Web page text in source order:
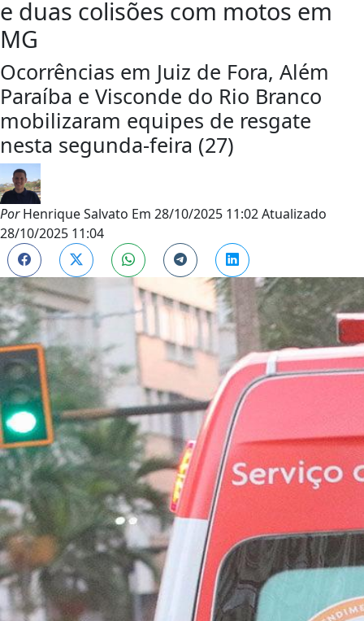
e duas colisões com motos em
MG
Ocorrências em Juiz de Fora, Além
Paraíba e Visconde do Rio Branco
mobilizaram equipes de resgate
nesta segunda-feira (27)
PorHenrique Salvato Em 28/10/2025 11:02Atualizado
28/10/2025 11:04